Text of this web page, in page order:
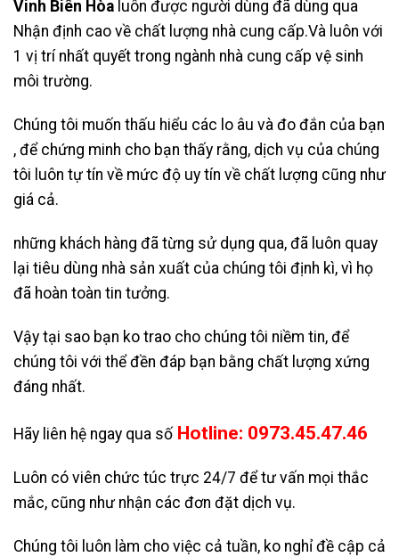
Vinh Biên Hòa luôn được người dùng đã dùng qua
Nhận định cao về chất lượng nhà cung cấp.Và luôn với
1 vị trí nhất quyết trong ngành nhà cung cấp vệ sinh
môi trường.
Chúng tôi muốn thấu hiểu các lo âu và đo đắn của bạn
, để chứng minh cho bạn thấy rằng, dịch vụ của chúng
tôi luôn tự tín về mức độ uy tín về chất lượng cũng như
giá cả.
những khách hàng đã từng sử dụng qua, đã luôn quay
lại tiêu dùng nhà sản xuất của chúng tôi định kì, vì họ
đã hoàn toàn tin tưởng.
Vậy tại sao bạn ko trao cho chúng tôi niềm tin, để
chúng tôi với thể đền đáp bạn bằng chất lượng xứng
đáng nhất.
Hãy liên hệ ngay qua số Hotline: 0973.45.47.46
Luôn có viên chức túc trực 24/7 để tư vấn mọi thắc
mắc, cũng như nhận các đơn đặt dịch vụ.
Chúng tôi luôn làm cho việc cả tuần, ko nghỉ đề cập cả